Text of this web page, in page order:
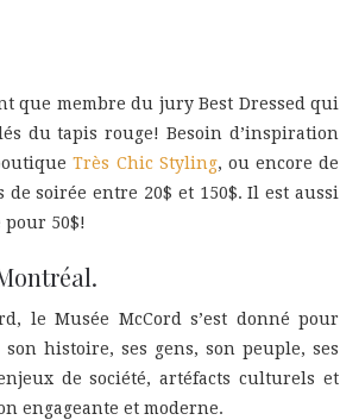
que membre du jury Best Dressed qui
du tapis rouge! Besoin d’inspiration
Très Chic Styling, ou encore de
soirée entre 20$ et 150$. Il est aussi
50$!
le Musée McCord s’est donné pour
histoire, ses gens, son peuple, ses
de société, artéfacts culturels et
engageante et moderne.